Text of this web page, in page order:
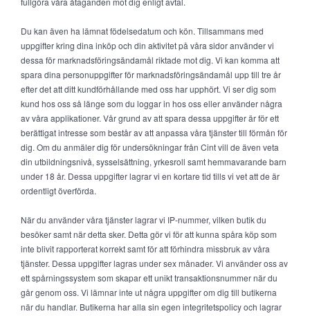
Du kan även ha lämnat födelsedatum och kön. Tillsammans med
uppgifter kring dina inköp och din aktivitet på våra sidor använder vi
dessa för marknadsföringsändamål riktade mot dig. Vi kan komma att
spara dina personuppgifter för marknadsföringsändamål upp till tre år
efter det att ditt kundförhållande med oss har upphört. Vi ser dig som
kund hos oss så länge som du loggar in hos oss eller använder några
av våra applikationer. Vår grund av att spara dessa uppgifter är för ett
berättigat intresse som består av att anpassa våra tjänster till förmån för
dig. Om du anmäler dig för undersökningar från Cint vill de även veta
din utbildningsnivå, sysselsättning, yrkesroll samt hemmavarande barn
under 18 år. Dessa uppgifter lagrar vi en kortare tid tills vi vet att de är
ordentligt överförda.
När du använder våra tjänster lagrar vi IP-nummer, vilken butik du
besöker samt när detta sker. Detta gör vi för att kunna spåra köp som
inte blivit rapporterat korrekt samt för att förhindra missbruk av våra
tjänster. Dessa uppgifter lagras under sex månader. Vi använder oss av
ett spårningssystem som skapar ett unikt transaktionsnummer när du
går genom oss. Vi lämnar inte ut några uppgifter om dig till butikerna
när du handlar. Butikerna har alla sin egen integritetspolicy och lagrar